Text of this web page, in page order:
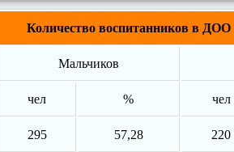
Количество воспитанников в ДОО
Мальчиков
чел % чел
295 57,28 220